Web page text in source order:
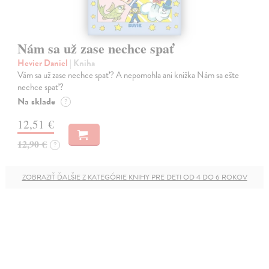
Nám sa už zase nechce spať
Hevier Daniel | Kniha
Vám sa už zase nechce spať? A nepomohla ani knižka Nám sa ešte
nechce spať?
Na sklade ?
12,51 €
12,90 € ?
ZOBRAZIŤ ĎALŠIE Z KATEGÓRIE KNIHY PRE DETI OD 4 DO 6 ROKOV